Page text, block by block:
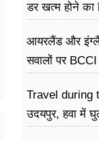
डर खत्म होने का
आयरलैंड और
सवालों पर
Travel during
उदयपुर, हवा में